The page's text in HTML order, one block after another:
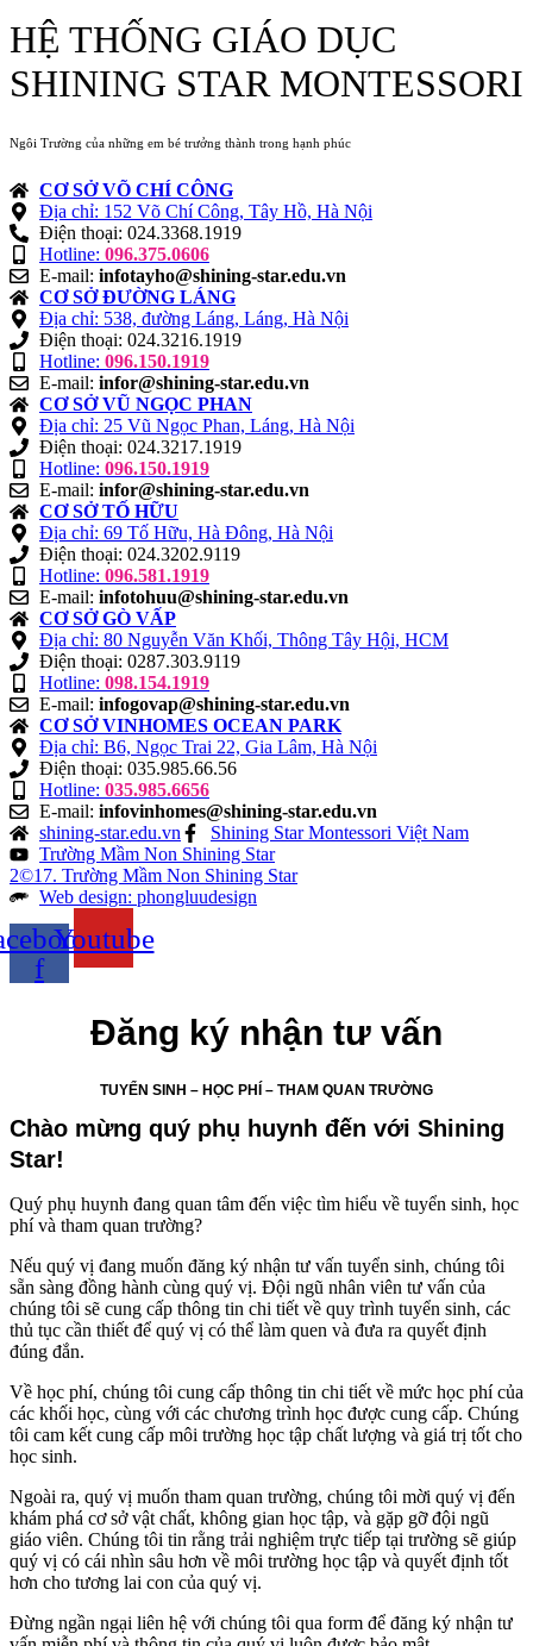
HỆ THỐNG GIÁO DỤC
SHINING STAR MONTESSORI
Ngôi Trường của những em bé trưởng thành trong hạnh phúc
CƠ SỞ VÕ CHÍ CÔNG
Địa chỉ: 152 Võ Chí Công, Tây Hồ, Hà Nội
Điện thoại: 024.3368.1919
Hotline: 096.375.0606
E-mail: infotayho@shining-star.edu.vn
CƠ SỞ ĐƯỜNG LÁNG
Địa chỉ: 538, đường Láng, Láng, Hà Nội
Điện thoại: 024.3216.1919
Hotline: 096.150.1919
E-mail: infor@shining-star.edu.vn
CƠ SỞ VŨ NGỌC PHAN
Địa chỉ: 25 Vũ Ngọc Phan, Láng, Hà Nội
Điện thoại: 024.3217.1919
Hotline: 096.150.1919
E-mail: infor@shining-star.edu.vn
CƠ SỞ TỐ HỮU
Địa chỉ: 69 Tố Hữu, Hà Đông, Hà Nội
Điện thoại: 024.3202.9119
Hotline: 096.581.1919
E-mail: infotohuu@shining-star.edu.vn
CƠ SỞ GÒ VẤP
Địa chỉ: 80 Nguyễn Văn Khối, Thông Tây Hội, HCM
Điện thoại: 0287.303.9119
Hotline: 098.154.1919
E-mail: infogovap@shining-star.edu.vn
CƠ SỞ VINHOMES OCEAN PARK
Địa chỉ: B6, Ngọc Trai 22, Gia Lâm, Hà Nội
Điện thoại: 035.985.66.56
Hotline: 035.985.6656
E-mail: infovinhomes@shining-star.edu.vn
shining-star.edu.vn
Shining Star Montessori Việt Nam
Trường Mầm Non Shining Star
2©17. Trường Mầm Non Shining Star
Web design: phongluudesign
f
Youtube
Đăng ký nhận tư vấn
TUYỂN SINH – HỌC PHÍ – THAM QUAN TRƯỜNG
Chào mừng quý phụ huynh đến với Shining
Star!
Quý phụ huynh đang quan tâm đến việc tìm hiểu về tuyển sinh, học
phí và tham quan trường?
Nếu quý vị đang muốn đăng ký nhận tư vấn tuyển sinh, chúng tôi
sẵn sàng đồng hành cùng quý vị. Đội ngũ nhân viên tư vấn của
chúng tôi sẽ cung cấp thông tin chi tiết về quy trình tuyển sinh, các
thủ tục cần thiết để quý vị có thể làm quen và đưa ra quyết định
đúng đắn.
Về học phí, chúng tôi cung cấp thông tin chi tiết về mức học phí của
các khối học, cùng với các chương trình học được cung cấp. Chúng
tôi cam kết cung cấp môi trường học tập chất lượng và giá trị tốt cho
học sinh.
Ngoài ra, quý vị muốn tham quan trường, chúng tôi mời quý vị đến
khám phá cơ sở vật chất, không gian học tập, và gặp gỡ đội ngũ
giáo viên. Chúng tôi tin rằng trải nghiệm trực tiếp tại trường sẽ giúp
quý vị có cái nhìn sâu hơn về môi trường học tập và quyết định tốt
hơn cho tương lai con của quý vị.
Đừng ngần ngại liên hệ với chúng tôi qua form để đăng ký nhận tư